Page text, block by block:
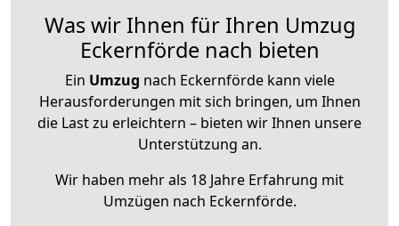
Was wir Ihnen für Ihren Umzug
Eckernförde nach bieten
Ein Umzug nach Eckernförde kann viele
Herausforderungen mit sich bringen, um Ihnen
die Last zu erleichtern – bieten wir Ihnen unsere
Unterstützung an.
Wir haben mehr als 18 Jahre Erfahrung mit
Umzügen nach Eckernförde.